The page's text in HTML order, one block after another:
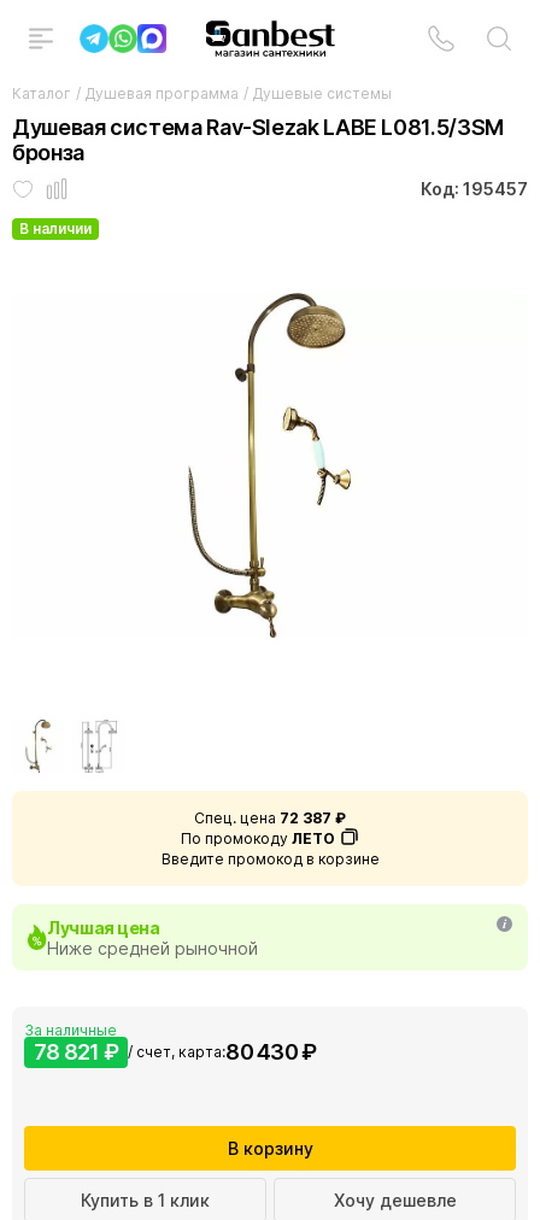
Каталог / Душевая программа / Душевые системы
Душевая система Rav-Slezak LABE L081.5/3SM
бронза
Код: 195457
В наличии
Спец. цена 72 387 ₽
По промокоду ЛЕТО
Введите промокод в корзине
Лучшая цена
Ниже средней рыночной
За наличные
78 821 ₽ / счет, карта:80 430 ₽
В корзину
Купить в 1 клик Хочу дешевле